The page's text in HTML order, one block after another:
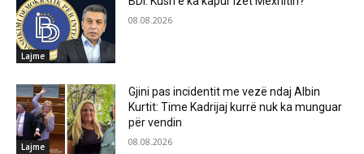
Lajme
08.08.2026
Lajme
Gjini pas incidentit me vezë ndaj Albin
Kurtit: Time Kadrijaj kurrë nuk ka munguar
për vendin
08.08.2026